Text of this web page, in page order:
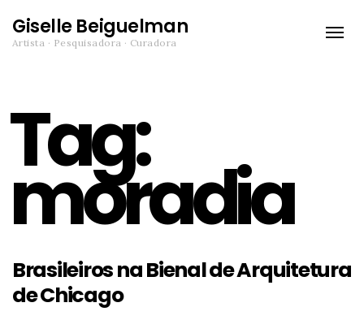
Giselle Beiguelman
Artista · Pesquisadora · Curadora
Toggle
Tag:
moradia
Brasileiros na Bienal de Arquitetura
de Chicago